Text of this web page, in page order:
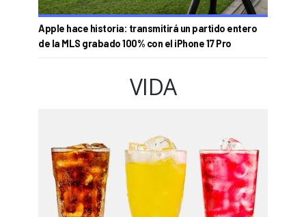
Apple hace historia: transmitirá un partido entero
de la MLS grabado 100% con el iPhone 17 Pro
VIDA